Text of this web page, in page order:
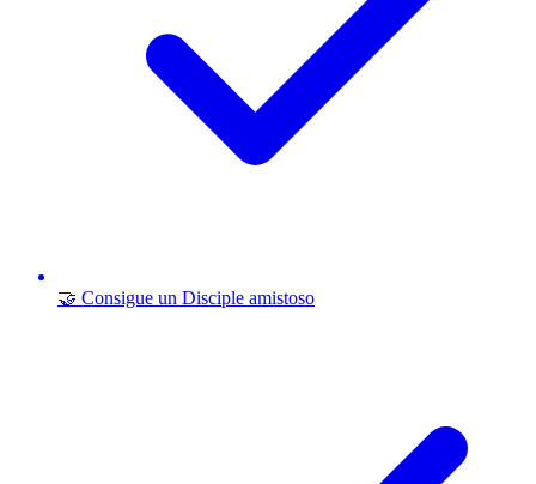
🤝 Consigue un Disciple amistoso